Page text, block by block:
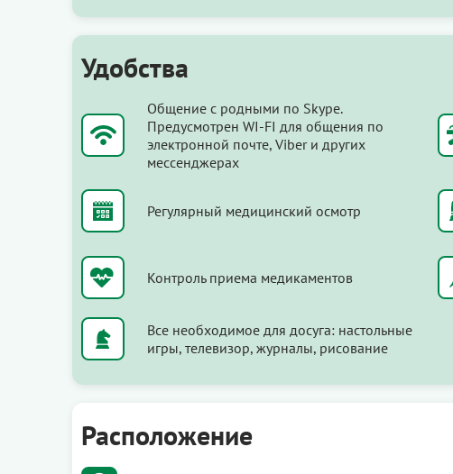
Удобства
Общение с родными по Skype.
Предусмотрен WI-FI для общения по
электронной почте, Viber и других
мессенджерах
Регулярный медицинский осмотр
Контроль приема медикаментов
Все необходимое для досуга: настольные
игры, телевизор, журналы, рисование
Расположение